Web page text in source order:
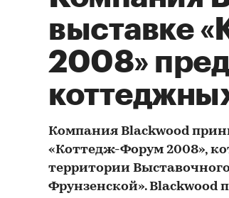
выставке
2008»
Компания Blackwood
«Коттедж-Форум 2008»,
территории
Фрунзенской».Blackwood